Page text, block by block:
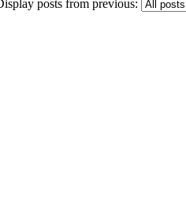
Display posts from previous: